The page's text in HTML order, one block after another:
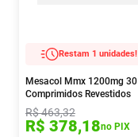
Restam 1 unidades!
Mesacol Mmx 1200mg 30
Comprimidos Revestidos
R$463,32
R$ 378,18no PIX